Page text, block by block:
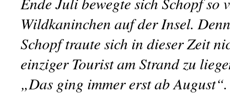
Wildkaninchen auf der Insel.
Schopf traute sich in dieser Zeit
einziger Tourist am Strand zu
„Das ging immer erst ab August“.